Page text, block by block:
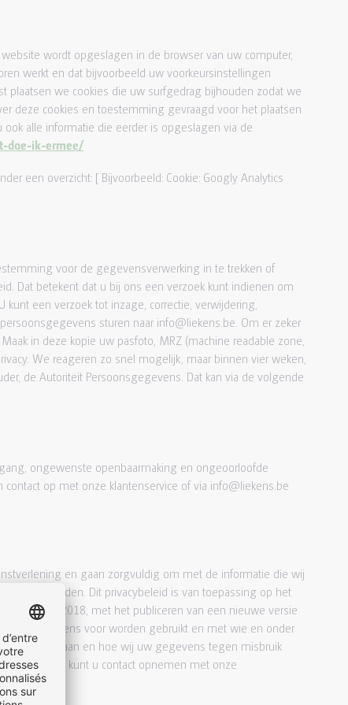
wordt opgeslagen in de browser van uw computer,
werkt en dat bijvoorbeeld uw voorkeursinstellingen
plaatsen we cookies die uw surfgedrag bijhouden zodat we
deze cookies en toestemming gevraagd voor het plaatsen
alle informatie die eerder is opgeslagen via de
doe-ik-ermee/
een overzicht: [ Bijvoorbeeld: Cookie: Googly Analytics
voor de gegevensverwerking in te trekken of
Dat betekent dat u bij ons een verzoek kunt indienen om
een verzoek tot inzage, correctie, verwijdering,
sturen naar info@liekens.be. Om er zeker
in deze kopie uw pasfoto, MRZ (machine readable zone,
We reageren zo snel mogelijk, maar binnen vier weken,
de Autoriteit Persoonsgegevens. Dat kan via de volgende
ongewenste openbaarmaking en ongeoorloofde
op met onze klantenservice of via info@liekens.be
en gaan zorgvuldig om met de informatie die wij
aan derden. Dit privacybeleid is van toepassing op het
is 06/11/2018, met het publiceren van een nieuwe versie
gegevens voor worden gebruikt en met wie en onder
opslaan en hoe wij uw gegevens tegen misbruik
kunt u contact opnemen met onze